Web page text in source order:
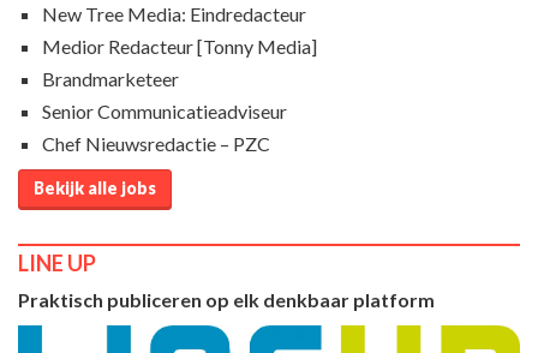
New Tree Media: Eindredacteur
Medior Redacteur [Tonny Media]
Brandmarketeer
Senior Communicatieadviseur
Chef Nieuwsredactie – PZC
Bekijk alle jobs
LINE UP
Praktisch publiceren op elk denkbaar platform